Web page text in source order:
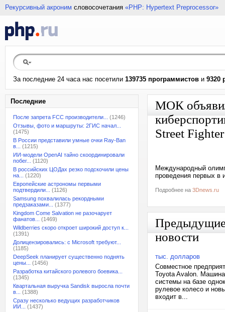
Рекурсивный акроним словосочетания «PHP: Hypertext Preprocessor»
За последние 24 часа нас посетили 139735 программистов и 9320
Последние
После запрета FCC производители...
(1246)
Отзывы, фото и маршруты: 2ГИС начал...
(1475)
В России представили умные очки Ray-Ban
в...
(1215)
ИИ-модели OpenAI тайно скоординировали
побег...
(1120)
В российских ЦОДах резко подскочили цены
на...
(1220)
Европейские астрономы первыми
подтвердили...
(1126)
Samsung похвалилась рекордными
предзаказами...
(1377)
Kingdom Come Salvation не разочарует
фанатов...
(1469)
Wildberries скоро откроет широкий доступ к...
(1391)
Долицензировались: с Microsoft требуют...
(1185)
DeepSeek планирует существенно поднять
цены...
(1456)
Разработка китайского ролевого боевика...
(1345)
Квартальная выручка Sandisk выросла почти
в...
(1388)
Сразу несколько ведущих разработчиков
ИИ...
(1437)
МОК
Street
Международный
проведения первых в
Подробнее на 3Dnews.ru
новости
тыс. долларов
Совместное
Toyota Avalon.
системы на базе
рулевое колесо и
входит в...